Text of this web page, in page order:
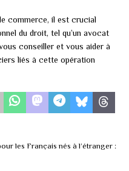
commerce, il est crucial
du droit, tel qu’un avocat
conseiller et vous aider à
liés à cette opération
les Français nés à l’étranger :